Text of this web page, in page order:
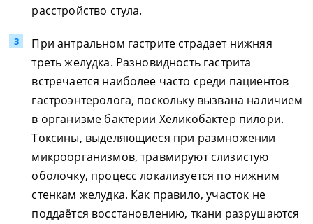
расстройство стула.
При антральном гастрите страдает нижняя
треть желудка. Разновидность гастрита
встречается наиболее часто среди пациентов
гастроэнтеролога, поскольку вызвана наличием
в организме бактерии Хеликобактер пилори.
Токсины, выделяющиеся при размножении
микроорганизмов, травмируют слизистую
оболочку, процесс локализуется по нижним
стенкам желудка. Как правило, участок не
поддаётся восстановлению, ткани разрушаются